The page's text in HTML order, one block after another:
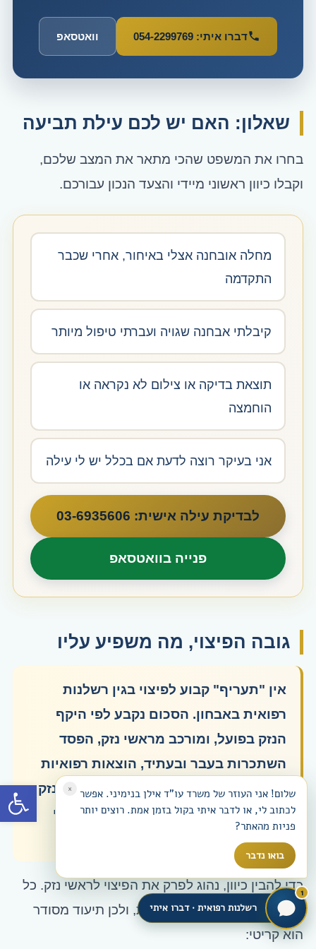
פתח
דברו איתי: 054-2299769 וואטסאפ
שאלון: האם יש לכם עילת תביעה
בחרו את המשפט שהכי מתאר את המצב שלכם,
וקבלו כיוון ראשוני מיידי והצעד הנכון עבורכם.
מחלה אובחנה אצלי באיחור, אחרי שכבר
התקדמה
קיבלתי אבחנה שגויה ועברתי טיפול מיותר
תוצאת בדיקה או צילום לא נקראה או
הוחמצה
אני בעיקר רוצה לדעת אם בכלל יש לי עילה
לבדיקת עילה אישית: 03-6935606
פנייה בוואטסאפ
גובה הפיצוי, מה משפיע עליו
אין "תעריף" קבוע לפיצוי בגין רשלנות
רפואית באבחון. הסכום נקבע לפי היקף
הנזק בפועל, ומורכב מראשי נזק, הפסד
השתכרות בעבר ובעתיד, הוצאות רפואיות
וסיעוד, עזרת זולת, וכאב וסבל. ככל שהנזק
מהאיחור גדול ומתמשך יותר, כך הפיצוי
כדי להבין כיוון, נהוג לפרק את הפיצוי לראשי נזק. כל
ראש נזק נתמך בראיות נפרדות, ולכן תיעוד מסודר
הוא קריטי:
×
שלום! אני העוזר של משרד עו"ד אילן בנימיני. אפשר
לכתוב לי, או לדבר איתי בקול בזמן אמת. רוצים יותר
פניות מהאתר?
בואו נדבר
1
רשלנות רפואית · דברו איתי